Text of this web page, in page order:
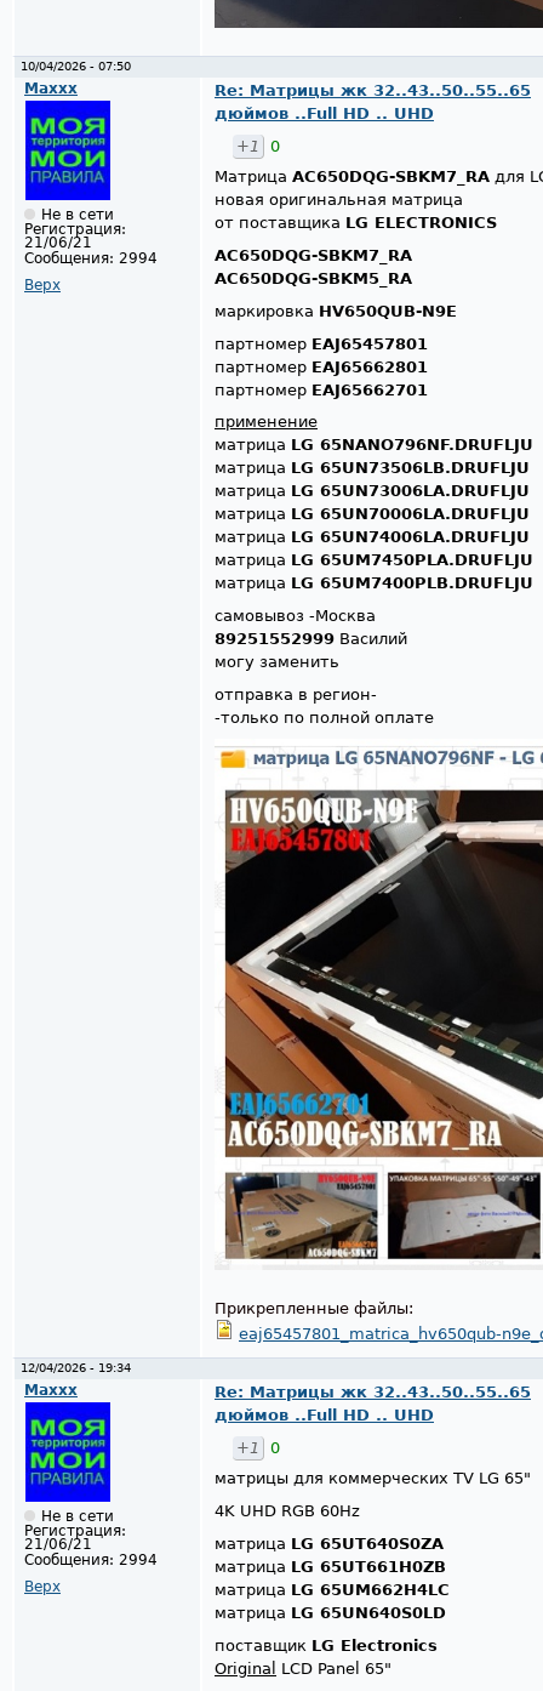
10/04/2026 - 07:50
Maxxx
Не в сети
Регистрация:
21/06/21
Сообщения: 2994
Верх
Re: Матрицы жк 32..43..50..55..65
дюймов ..Full HD .. UHD
+1
0
Матрица AC650DQG-SBKM7_RA для
новая оригинальная матрица
от поставщика LG ELECTRONICS
AC650DQG-SBKM7_RA
AC650DQG-SBKM5_RA
маркировка HV650QUB-N9E
партномер EAJ65457801
партномер EAJ65662801
партномер EAJ65662701
применение
матрица LG 65NANO796NF.DRUFLJU
матрица LG 65UN73506LB.DRUFLJU
матрица LG 65UN73006LA.DRUFLJU
матрица LG 65UN70006LA.DRUFLJU
матрица LG 65UN74006LA.DRUFLJU
матрица LG 65UM7450PLA.DRUFLJU
матрица LG 65UM7400PLB.DRUFLJU
самовывоз -Москва
89251552999 Василий
могу заменить
отправка в регион-
-только по полной оплате
Прикрепленные файлы:
eaj65457801_matrica_hv650qub-
12/04/2026 - 19:34
Maxxx
Не в сети
Регистрация:
21/06/21
Сообщения: 2994
Верх
Re: Матрицы жк 32..43..50..55..65
дюймов ..Full HD .. UHD
+1
0
матрицы для коммерческих TV LG 65"
4K UHD RGB 60Hz
матрица LG 65UT640S0ZA
матрица LG 65UT661H0ZB
матрица LG 65UM662H4LC
матрица LG 65UN640S0LD
поставщик LG Electronics
Original
LCD Panel 65"